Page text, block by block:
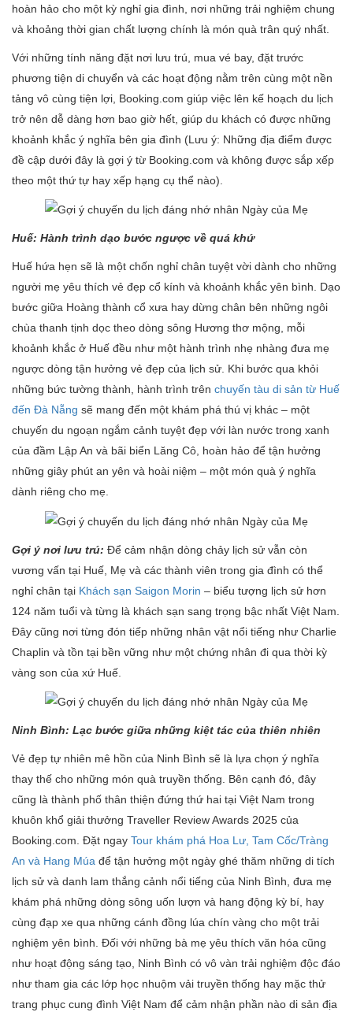
hoàn hảo cho một kỳ nghỉ gia đình, nơi những trải nghiệm chung
và khoảng thời gian chất lượng chính là món quà trân quý nhất.
Với những tính năng đặt nơi lưu trú, mua vé bay, đặt trước
phương tiện di chuyển và các hoạt động nằm trên cùng một nền
tảng vô cùng tiện lợi, Booking.com giúp việc lên kế hoạch du lịch
trở nên dễ dàng hơn bao giờ hết, giúp du khách có được những
khoảnh khắc ý nghĩa bên gia đình (Lưu ý: Những địa điểm được
đề cập dưới đây là gợi ý từ Booking.com và không được sắp xếp
theo một thứ tự hay xếp hạng cụ thể nào).
Huế: Hành trình dạo bước ngược về quá khứ
Huế hứa hẹn sẽ là một chốn nghỉ chân tuyệt vời dành cho những
người mẹ yêu thích vẻ đẹp cổ kính và khoảnh khắc yên bình. Dạo
bước giữa Hoàng thành cổ xưa hay dừng chân bên những ngôi
chùa thanh tịnh dọc theo dòng sông Hương thơ mộng, mỗi
khoảnh khắc ở Huế đều như một hành trình nhẹ nhàng đưa mẹ
ngược dòng tận hưởng vẻ đẹp của lịch sử. Khi bước qua khỏi
những bức tường thành, hành trình trên chuyến tàu di sản từ Huế
đến Đà Nẵng sẽ mang đến một khám phá thú vị khác – một
chuyến du ngoạn ngắm cảnh tuyệt đẹp với làn nước trong xanh
của đầm Lập An và bãi biển Lăng Cô, hoàn hảo để tận hưởng
những giây phút an yên và hoài niệm – một món quà ý nghĩa
dành riêng cho mẹ.
Gợi ý nơi lưu trú: Để cảm nhận dòng chảy lịch sử vẫn còn
vương vấn tại Huế, Mẹ và các thành viên trong gia đình có thể
nghỉ chân tại Khách sạn Saigon Morin – biểu tượng lịch sử hơn
124 năm tuổi và từng là khách sạn sang trọng bậc nhất Việt Nam.
Đây cũng nơi từng đón tiếp những nhân vật nổi tiếng như Charlie
Chaplin và tồn tại bền vững như một chứng nhân đi qua thời kỳ
vàng son của xứ Huế.
Ninh Bình: Lạc bước giữa những kiệt tác của thiên nhiên
Vẻ đẹp tự nhiên mê hồn của Ninh Bình sẽ là lựa chọn ý nghĩa
thay thế cho những món quà truyền thống. Bên cạnh đó, đây
cũng là thành phố thân thiện đứng thứ hai tại Việt Nam trong
khuôn khổ giải thưởng Traveller Review Awards 2025 của
Booking.com. Đặt ngay Tour khám phá Hoa Lư, Tam Cốc/Tràng
An và Hang Múa để tận hưởng một ngày ghé thăm những di tích
lịch sử và danh lam thắng cảnh nổi tiếng của Ninh Bình, đưa mẹ
khám phá những dòng sông uốn lượn và hang động kỳ bí, hay
cùng đạp xe qua những cánh đồng lúa chín vàng cho một trải
nghiệm yên bình. Đối với những bà mẹ yêu thích văn hóa cũng
như hoạt động sáng tạo, Ninh Bình có vô vàn trải nghiệm độc đáo
như tham gia các lớp học nhuộm vải truyền thống hay mặc thử
trang phục cung đình Việt Nam để cảm nhận phần nào di sản địa